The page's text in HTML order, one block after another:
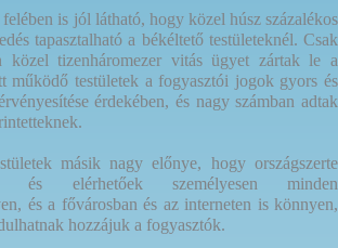
is jól látható, hogy közel húsz százalékos
tapasztalható a békéltető testületeknél. Csak
közel tizenháromezer vitás ügyet zártak le a
működő testületek a fogyasztói jogok gyors és
érdekében, és nagy számban adtak
másik nagy előnye, hogy országszerte
és elérhetőek személyesen minden
és a fővárosban és az interneten is könnyen,
hozzájuk a fogyasztók.